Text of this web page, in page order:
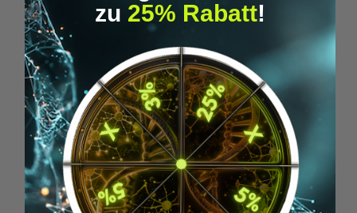
Microdosing Guide & Journal
29,95 €*
Produktgalerie überspringen
Similar Items
zu 25% Rabatt!